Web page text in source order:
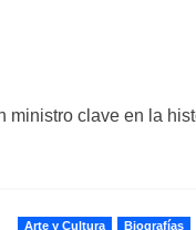
ministro clave en la
Arte y Cultura Biografías